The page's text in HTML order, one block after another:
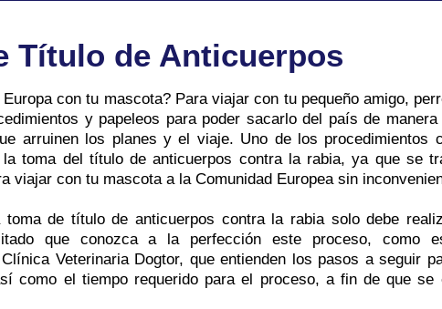
Título de Anticuerpos
con tu mascota? Para viajar con tu pequeño amigo,
y papeleos para poder sacarlo del país de
arruinen los planes y el viaje. Uno de los procedimientos
toma del título de anticuerpos contra la rabia, ya que se
viajar con tu mascota a la Comunidad Europea sin
de título de anticuerpos contra la rabia solo debe
que conozca a la perfección este proceso, como
Veterinaria Dogtor, que entienden los pasos a seguir
como el tiempo requerido para el proceso, a fin de que se